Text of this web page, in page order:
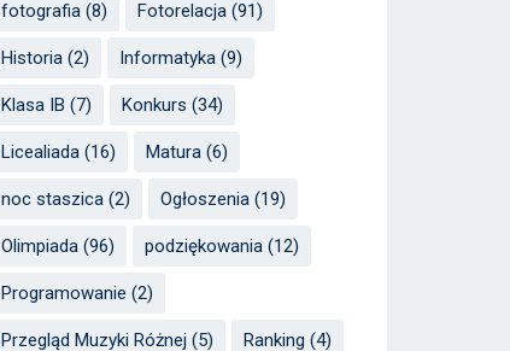
fotografia (8) Fotorelacja (91)
Historia (2) Informatyka (9)
Klasa IB (7) Konkurs (34)
Licealiada (16) Matura (6)
noc staszica (2) Ogłoszenia (19)
Olimpiada (96) podziękowania (12)
Programowanie (2)
Przegląd Muzyki Różnej (5) Ranking (4)